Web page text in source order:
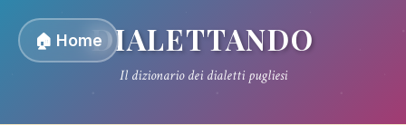
🏠 HomeDIALETTANDO
Il dizionario dei dialetti pugliesi